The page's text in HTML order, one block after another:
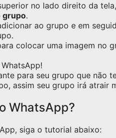
no lado direito da
grupo.
ao grupo e em
colocar uma imagem no
para seu grupo que não
assim seu grupo irá atrair
WhatsApp?
siga o tutorial abaixo: